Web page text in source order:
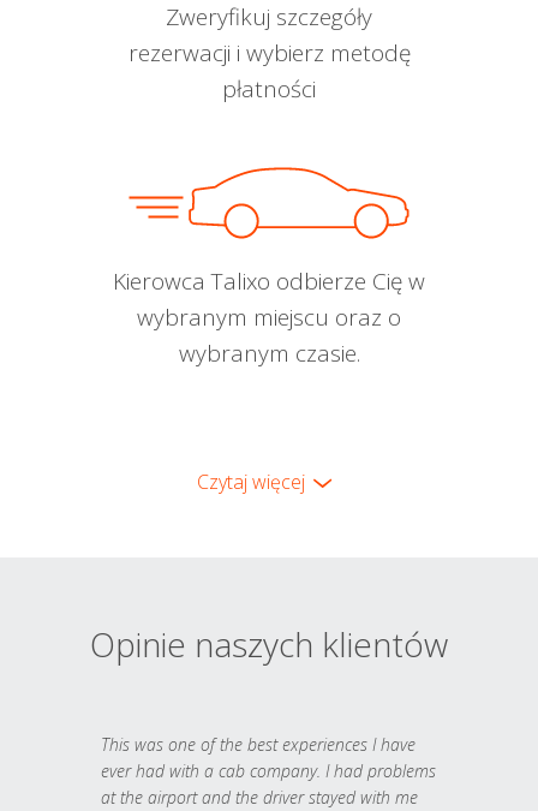
Zweryfikuj szczegóły
rezerwacji i wybierz metodę
płatności
Kierowca Talixo odbierze Cię w
wybranym miejscu oraz o
wybranym czasie.
Czytaj więcej
Opinie naszych klientów
This was one of the best experiences I have
ever had with a cab company. I had problems
at the airport and the driver stayed with me